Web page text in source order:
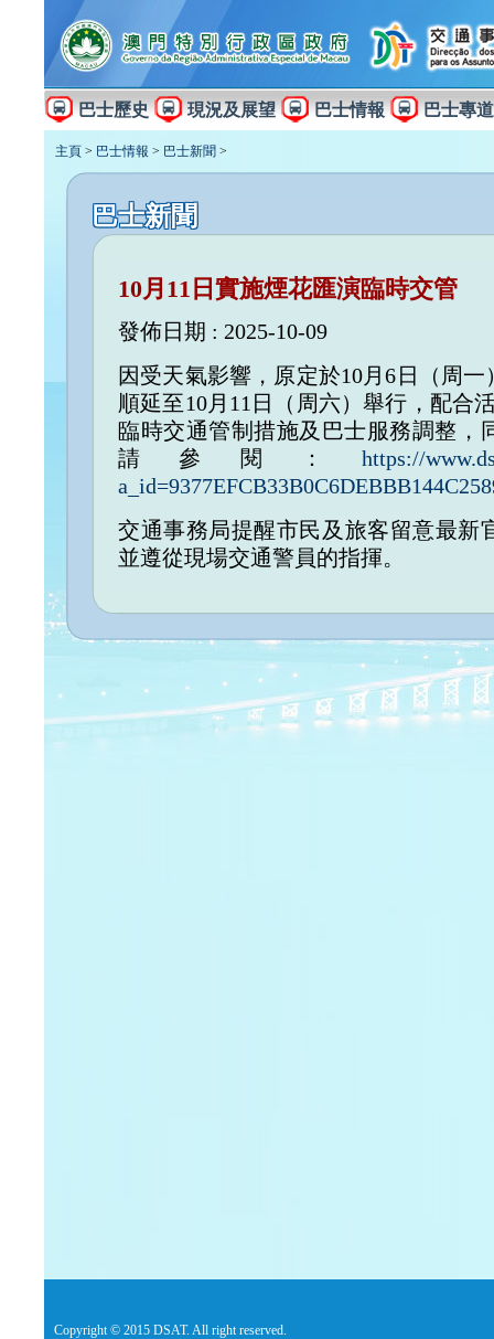
巴士歷史 現況及展望 巴士情報 巴士專道
主頁 > 巴士情報 > 巴士新聞 >
巴士新聞
10月11日實施煙花匯演臨時交管
發佈日期 : 2025-10-09
因受天氣影響，原定於10月6日（周
順延至10月11日（周六）舉行，配合
臨時交通管制措施及巴士服務調整，
請參閱： https://
交通事務局提醒市民及旅客留意最新
並遵從現場交通警員的指揮。
Copyright © 2015 DSAT. All right reserved.